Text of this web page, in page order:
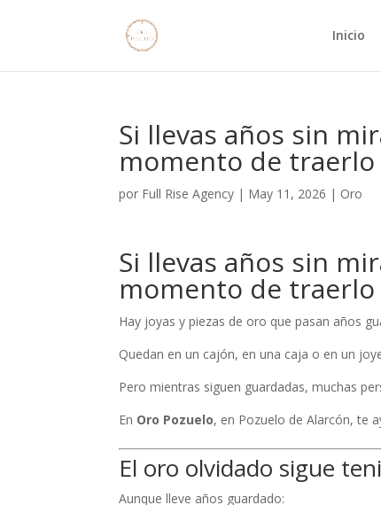
Inicio
Si llevas años sin
momento de traerlo
por Full Rise Agency | May 11, 2026 | Oro
Si llevas años sin
momento de traerlo
Hay joyas y piezas de oro que pasan años
Quedan en un cajón, en una caja o en un
Pero mientras siguen guardadas, muchas
En Oro Pozuelo, en Pozuelo de Alarcón, te
El oro olvidado sigue
Aunque lleve años guardado: